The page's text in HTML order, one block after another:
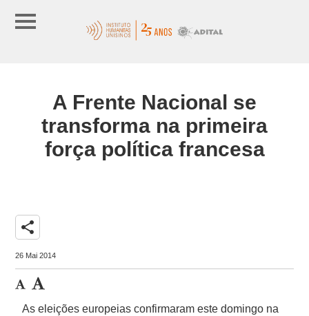
A Frente Nacional se
transforma na primeira
força política francesa
share
26 Mai 2014
As eleições europeias confirmaram este domingo na